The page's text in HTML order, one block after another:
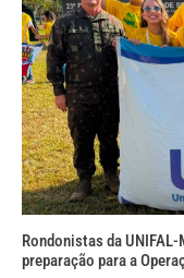
Rondonistas da
preparação para a